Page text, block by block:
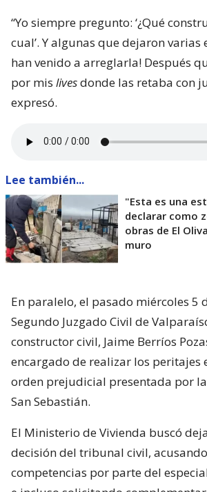
“Yo siempre pregunto: ‘¿Qué
cual’. Y algunas que dejaron varias
han venido a arreglarla! Después
por mis livesdonde las retaba con
expresó.
Lee también...
"Esta es una
declarar como
obras de El
muro
En paralelo, el pasado miércoles 5
Segundo Juzgado Civil de
constructor civil, Jaime Berríos
encargado de realizar los peritajes
orden prejudicial presentada por
San Sebastián.
El Ministerio de Vivienda buscó
decisión del tribunal civil,
competencias por parte del